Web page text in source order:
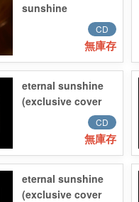
sunshine
CD
無庫存
eternal sunshine
(exclusive cover
CD
無庫存
eternal sunshine
(exclusive cover